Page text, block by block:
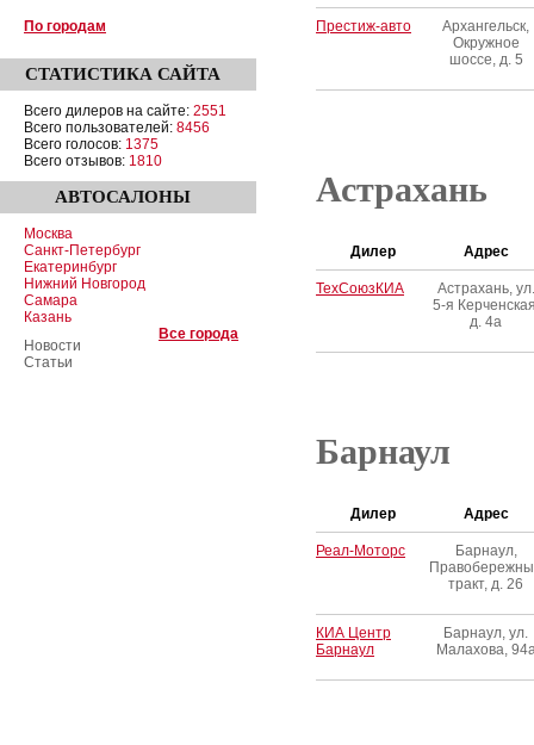
По городам
СТАТИСТИКА САЙТА
Всего дилеров на сайте: 2551
Всего пользователей: 8456
Всего голосов: 1375
Всего отзывов: 1810
АВТОСАЛОНЫ
Москва
Санкт-Петербург
Екатеринбург
Нижний Новгород
Самара
Казань
Все города
Новости
Статьи
Престиж-авто
Архангельск,
Окружное
шоссе, д. 5
Астрахань
Дилер Адрес
ТехСоюзКИА
Астрахань, ул.
5-я
д. 4а
Барнаул
Дилер Адрес
Реал-Моторс
Барнаул,
тракт, д. 26
КИА Центр
Барнаул
Барнаул, ул.
Малахова,